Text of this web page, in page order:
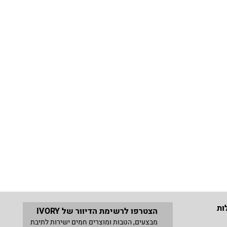
הצטרפו לרשימת הדיוור של IVORY
מבצעים, הטבות ומוצרים חמים ישירות לתיבת